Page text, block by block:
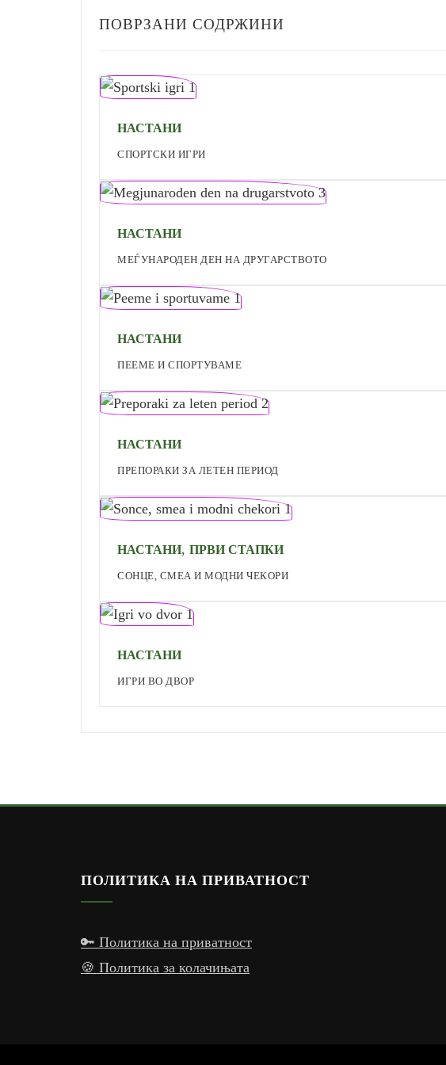
ПОВРЗАНИ СОДРЖИНИ
НАСТАНИ
СПОРТСКИ ИГРИ
НАСТАНИ
МЕЃУНАРОДЕН ДЕН НА ДРУГАРСТВОТО
НАСТАНИ
ПЕЕМЕ И СПОРТУВАМЕ
НАСТАНИ
ПРЕПОРАКИ ЗА ЛЕТЕН ПЕРИОД
НАСТАНИ, ПРВИ СТАПКИ
СОНЦЕ, СМЕА И МОДНИ ЧЕКОРИ
НАСТАНИ
ИГРИ ВО ДВОР
ПОЛИТИКА НА ПРИВАТНОСТ
🔑 Политика на приватност
🍪 Политика за колачињата